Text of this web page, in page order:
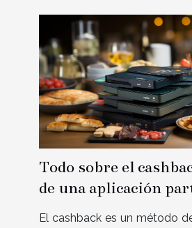
Todo sobre el
de una aplicación
El cashback es un método